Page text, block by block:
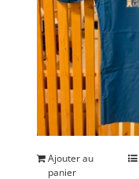
Ajouter au
panier